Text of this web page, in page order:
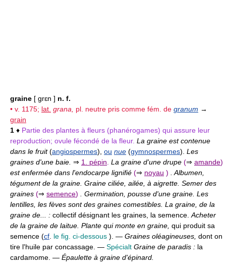
graine [ grɛn ] n. f.
• v. 1175; lat. grana, pl. neutre pris comme fém. de granum →
grain
1 ♦ Partie des plantes à fleurs (phanérogames) qui assure leur
reproduction; ovule fécondé de la fleur. La graine est contenue
dans le fruit(angiospermes), ou nue (gymnospermes). Les
graines d'une baie. ⇒ 1. pépin La graine d'une drupe (⇒ amande)
est enfermée dans l'endocarpe lignifié (⇒ noyau ) . Albumen,
tégument de la graine. Graine ciliée, ailée, à aigrette. Semer des
graines (⇒ semence) . Germination, pousse d'une graine. Les
lentilles, les fèves sont des graines comestibles. La graine, de la
graine de... : collectif désignant les graines, la semence. Acheter
de la graine de laitue. Plante qui monte en graine, qui produit sa
semence (cf le fig. ci-dessous ). — Graines oléagineuses, dont on
tire l'huile par concassage. — Spécialt Graine de paradis : la
cardamome. — Épaulette à graine d'épinard.